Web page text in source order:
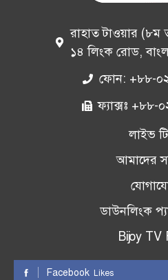
রাহাত টাওয়ার (৮ম
১৪ লিংক রোড,
ফোন: +৮৮-
ফ্যাক্সঃ +৮৮-
লাইভ
আমাদের
ডাউনলিংক
Bijoy TV
Facebook Likes